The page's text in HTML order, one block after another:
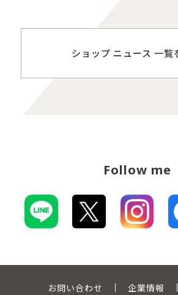
ショップ ニュース 一覧
Follow me
お問い合わせ 企業情報